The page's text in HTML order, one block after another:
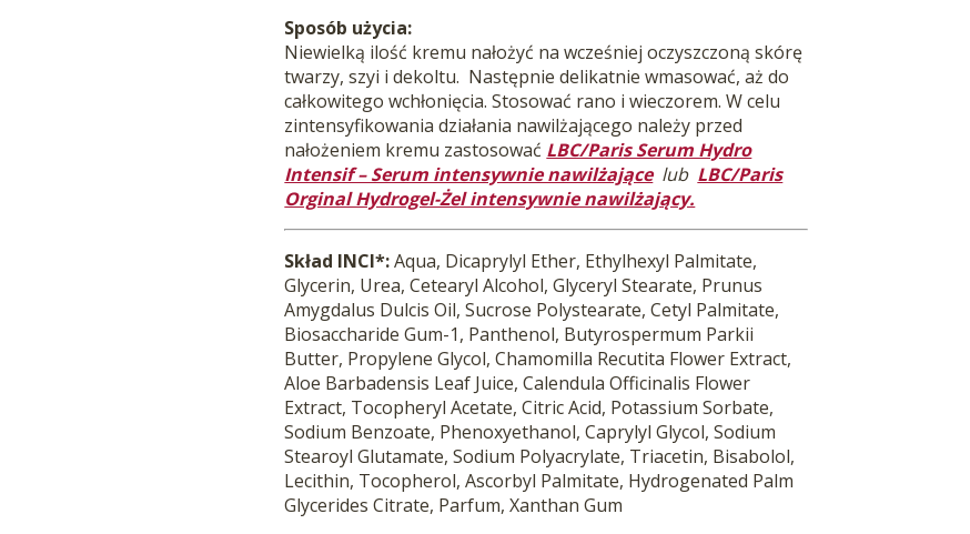
Sposób użycia:
Niewielką ilość kremu nałożyć na wcześniej oczyszczoną skórę
twarzy, szyi i dekoltu. Następnie delikatnie wmasować, aż do
całkowitego wchłonięcia. Stosować rano i wieczorem.W celu
zintensyfikowania działania nawilżającego należy przed
nałożeniem kremu zastosować LBC/Paris Serum Hydro
Intensif – Serum intensywnie nawilżającelub LBC/Paris
Orginal Hydrogel-Żel intensywnie nawilżający.
Skład INCI*:Aqua, Dicaprylyl Ether, Ethylhexyl Palmitate,
Glycerin, Urea, Cetearyl Alcohol, Glyceryl Stearate, Prunus
Amygdalus Dulcis Oil, Sucrose Polystearate, Cetyl Palmitate,
Biosaccharide Gum-1, Panthenol, Butyrospermum Parkii
Butter, Propylene Glycol, Chamomilla Recutita Flower Extract,
Aloe Barbadensis Leaf Juice, Calendula Officinalis Flower
Extract, Tocopheryl Acetate, Citric Acid, Potassium Sorbate,
Sodium Benzoate, Phenoxyethanol, Caprylyl Glycol, Sodium
Stearoyl Glutamate, Sodium Polyacrylate, Triacetin, Bisabolol,
Lecithin, Tocopherol, Ascorbyl Palmitate, Hydrogenated Palm
Glycerides Citrate, Parfum, Xanthan Gum